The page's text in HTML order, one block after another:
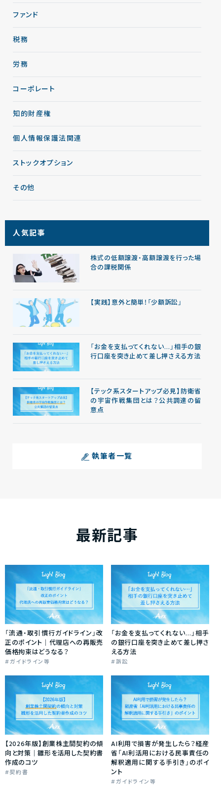
ファンド
税務
労務
コーポレート
知的財産権
個人情報保護法関連
ストックオプション
その他
人気記事
株式の低額譲渡・高額譲渡を行った場
合の課税関係
【実践】意外と簡単！「少額訴訟」
「お金を支払ってくれない…」相手の銀
行口座を突き止めて差し押さえる方法
【テック系スタートアップ必見】防衛省
の宇宙作戦集団とは？公共調達の留
意点
執筆者一覧
最新記事
「流通・取引慣行ガイドライン」改
正のポイント｜代理店への再販売
価格拘束はどうなる？
ガイドライン等
「お金を支払ってくれない…」相手
の銀行口座を突き止めて差し押さ
える方法
訴訟
【2026年版】創業株主間契約の傾
向と対策｜雛形を活用した契約書
作成のコツ
契約書
AI利用で損害が発生したら？経産
省「AI利活用における民事責任の
解釈適用に関する手引き」のポイ
ント
ガイドライン等